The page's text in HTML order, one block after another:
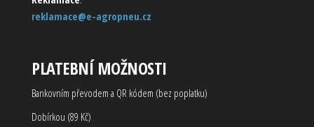
reklamace@e-agropneu.cz
PLATEBNÍ MOŽNOSTI
Bankovním převodem a QR kódem (bez poplatku)
Dobírkou (89 Kč)